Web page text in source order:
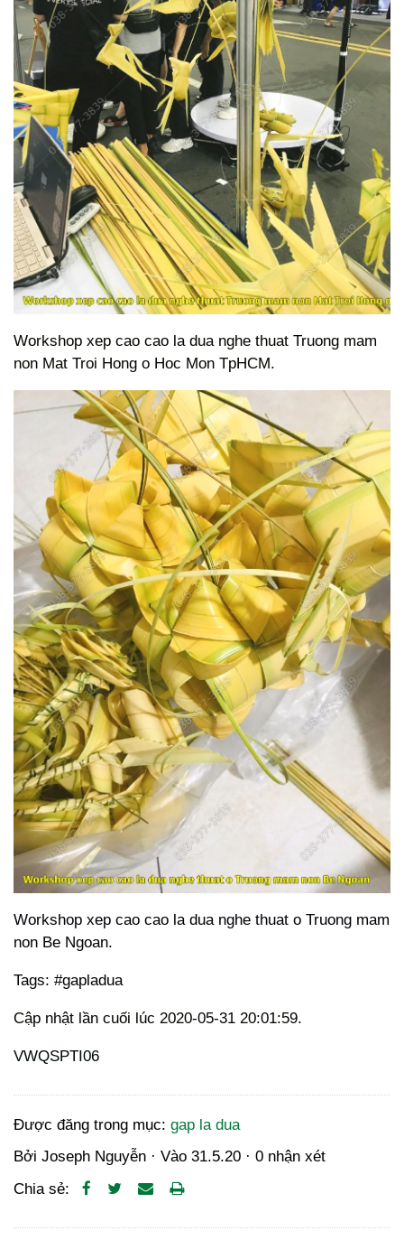
Workshop xep cao cao la dua nghe thuat Truong mam
non Mat Troi Hong o Hoc Mon TpHCM.
Workshop xep cao cao la dua nghe thuat o Truong mam
non Be Ngoan.
Tags: #gapladua
Cập nhật lần cuối lúc 2020-05-31 20:01:59.
VWQSPTI06
Được đăng trong mục: gap la dua
Bởi Joseph Nguyễn · Vào 31.5.20 · 0 nhận xét
Chia sẻ: